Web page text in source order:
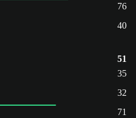
76
40
51
35
32
71